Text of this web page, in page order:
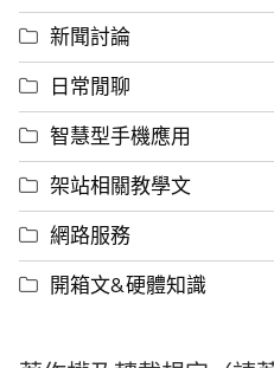
新聞討論
日常閒聊
智慧型手機應用
架站相關教學文
網路服務
開箱文&硬體知識